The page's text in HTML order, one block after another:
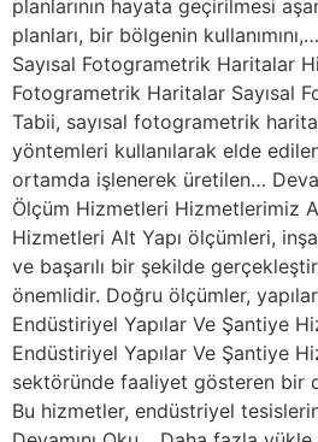
planlarının hayata geçirilmesi
planları, bir bölgenin
Sayısal Fotogrametrik Haritalar
Fotogrametrik Haritalar Sayısal
Tabii, sayısal fotogrametrik
yöntemleri kullanılarak elde
ortamda işlenerek üretilen…
Ölçüm Hizmetleri Hizmetlerimiz
Hizmetleri Alt Yapı ölçümleri,
ve başarılı bir şekilde
önemlidir. Doğru ölçümler,
Endüstiriyel Yapılar Ve Şantiye
Endüstiriyel Yapılar Ve Şantiye
sektöründe faaliyet gösteren bir
Bu hizmetler, endüstriyel tesislerin